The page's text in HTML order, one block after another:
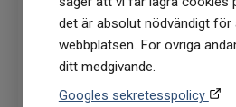
det är absolut nödvändigt för
webbplatsen. För övriga
ditt medgivande.
Googles sekretesspolicy
Prenumerera